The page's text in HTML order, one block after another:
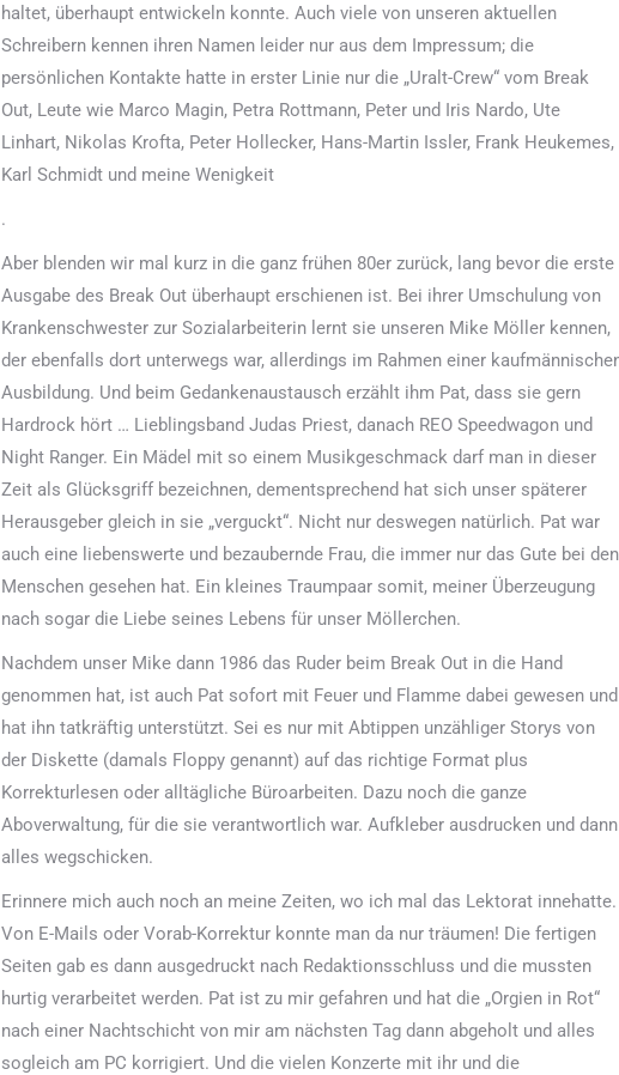
haltet, überhaupt entwickeln konnte. Auch viele von unseren aktuellen
Schreibern kennen ihren Namen leider nur aus dem Impressum; die
persönlichen Kontakte hatte in erster Linie nur die „Uralt-Crew“ vom Break
Out, Leute wie Marco Magin, Petra Rottmann, Peter und Iris Nardo, Ute
Linhart, Nikolas Krofta, Peter Hollecker, Hans-Martin Issler, Frank Heukemes,
Karl Schmidt und meine Wenigkeit
.
Aber blenden wir mal kurz in die ganz frühen 80er zurück, lang bevor die erste
Ausgabe des Break Out überhaupt erschienen ist. Bei ihrer Umschulung von
Krankenschwester zur Sozialarbeiterin lernt sie unseren Mike Möller kennen,
der ebenfalls dort unterwegs war, allerdings im Rahmen einer
Ausbildung. Und beim Gedankenaustausch erzählt ihm Pat, dass sie gern
Hardrock hört … Lieblingsband Judas Priest, danach REO Speedwagon und
Night Ranger. Ein Mädel mit so einem Musikgeschmack darf man in dieser
Zeit als Glücksgriff bezeichnen, dementsprechend hat sich unser späterer
Herausgeber gleich in sie „verguckt“. Nicht nur deswegen natürlich. Pat war
auch eine liebenswerte und bezaubernde Frau, die immer nur das Gute bei den
Menschen gesehen hat. Ein kleines Traumpaar somit, meiner Überzeugung
nach sogar die Liebe seines Lebens für unser Möllerchen.
Nachdem unser Mike dann 1986 das Ruder beim Break Out in die Hand
genommen hat, ist auch Pat sofort mit Feuer und Flamme dabei gewesen und
hat ihn tatkräftig unterstützt. Sei es nur mit Abtippen unzähliger Storys von
der Diskette (damals Floppy genannt) auf das richtige Format plus
Korrekturlesen oder alltägliche Büroarbeiten. Dazu noch die ganze
Aboverwaltung, für die sie verantwortlich war. Aufkleber ausdrucken und dann
alles wegschicken.
Erinnere mich auch noch an meine Zeiten, wo ich mal das Lektorat innehatte.
Von E-Mails oder Vorab-Korrektur konnte man da nur träumen! Die fertigen
Seiten gab es dann ausgedruckt nach Redaktionsschluss und die mussten
hurtig verarbeitet werden. Pat ist zu mir gefahren und hat die „Orgien in Rot“
nach einer Nachtschicht von mir am nächsten Tag dann abgeholt und alles
sogleich am PC korrigiert. Und die vielen Konzerte mit ihr und die